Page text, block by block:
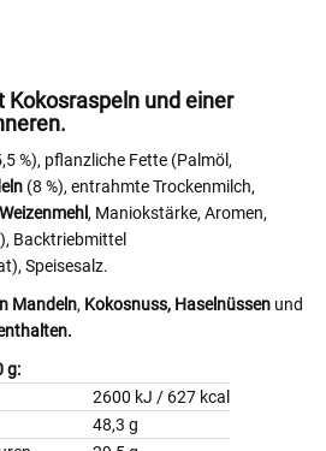
Kokosraspeln und einer
%), pflanzliche Fette (Palmöl,
(8 %), entrahmte Trockenmilch,
Weizenmehl , Maniokstärke, Aromen,
), Backtriebmittel
Speisesalz.
Mandeln, Kokosnuss, Haselnüssen und
g:
2600 kJ / 627 kcal
48,3 g